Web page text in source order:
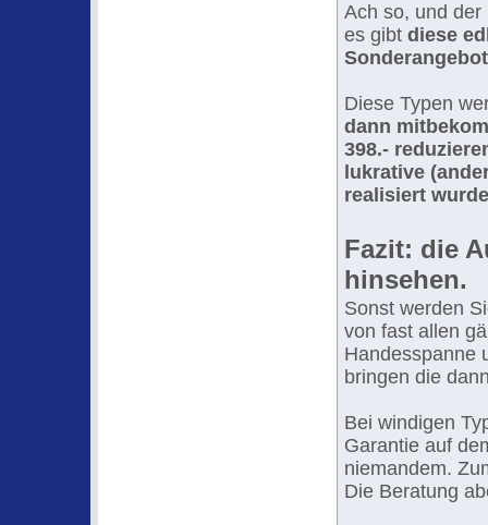
Ach so, und der
es gibt diese
Sonderangebot
Diese Typen
dann
398.-
lukrative
realisiert
Fazit: die
hinsehen.
Sonst werden
von fast allen
Handesspanne
bringen die
Bei windigen
Garantie auf
niemandem.
Die Beratung